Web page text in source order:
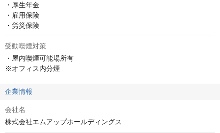
・厚生年金
・雇用保険
・労災保険
受動喫煙対策
・屋内喫煙可能場所有
※オフィス内分煙
企業情報
会社名
株式会社エムアップホールディングス